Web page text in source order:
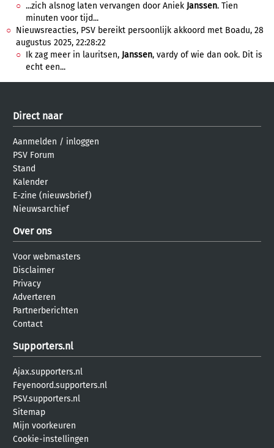
...zich alsnog laten vervangen door Aniek Janssen. Tien
minuten voor tijd...
Nieuwsreacties, PSV bereikt persoonlijk akkoord met Boadu, 28
augustus 2025, 22:28:22
Ik zag meer in lauritsen, Janssen, vardy of wie dan ook. Dit is
echt een...
Direct naar
Aanmelden / inloggen
PSV Forum
Stand
Kalender
E-zine (nieuwsbrief)
Nieuwsarchief
Over ons
Voor webmasters
Disclaimer
Privacy
Adverteren
Partnerberichten
Contact
Supporters.nl
Ajax.supporters.nl
Feyenoord.supporters.nl
PSV.supporters.nl
Sitemap
Mijn voorkeuren
Cookie-instellingen